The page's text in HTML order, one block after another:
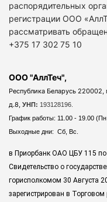
распорядительных
регистрации ООО
рассматривать
+375 17 302 75 10
ООО "АллТеч",
Республика Беларусь
д.8, УНП: 193128196.
График работы: 11.00 - 19.00
Выходные дни: Сб, Вс.
в Приорбанк ОАО ЦБУ 115 по
Свидетельство о
горисполкомом 30 Августа
зарегистрирован в Торговом